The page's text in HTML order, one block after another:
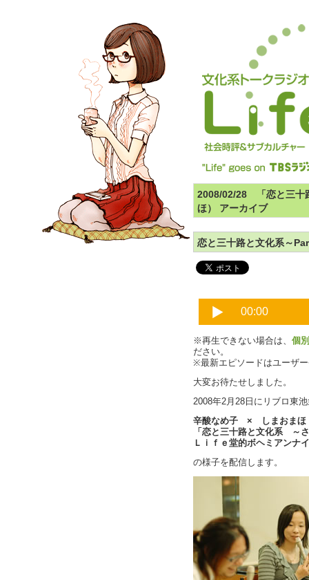
2008/02/28 「恋と三十
ほ） アーカイブ
恋と三十路と文化系～
※再生できない場合は、 個
ださい。
※最新エピソードはユーザ
大変お待たせしました。
2008年2月28日にリブロ東
辛酸なめ子 × しまおま
「恋と三十路と文化系 ～
Ｌｉｆｅ堂的ボヘミアンナ
の様子を配信します。